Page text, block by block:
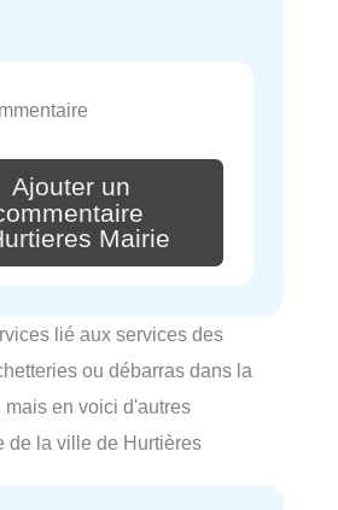
Ajouter un
Mairie
lié aux services des
ou débarras dans la
en voici d'autres
de la ville de Hurtières